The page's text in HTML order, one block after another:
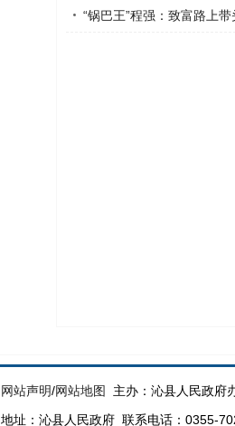
“锅巴王”程强：致富路上带
网站声明/网站地图
主办：沁县人民政府
地址：沁县人民政府 联系电话：0355-